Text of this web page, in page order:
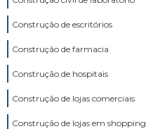
Construção de escritórios
Construção de farmacia
Construção de hospitais
Construção de lojas comerciais
Construção de lojas em shopping